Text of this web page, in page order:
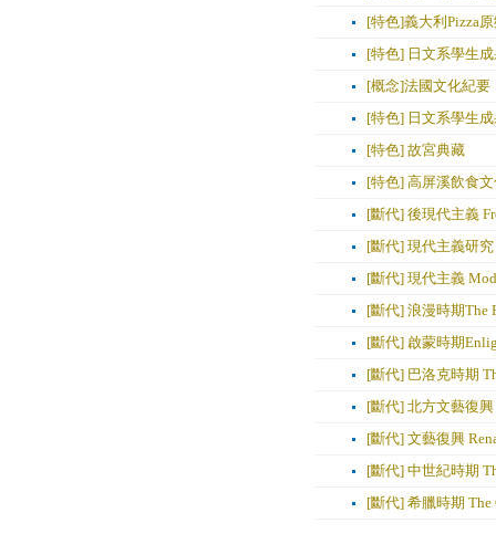
[特色]義大利Pizza
[特色] 日文系學生
[概念]法國文化紀要
[特色] 日文系學生
[特色] 故宮典藏
[特色] 高屏溪飲食
[斷代] 後現代主義
[斷代] 現代主義研
[斷代] 現代主義
[斷代] 浪漫時期The
[斷代] 啟蒙時期
[斷代] 巴洛克時期
[斷代] 北方文藝復興
[斷代] 文藝復興
[斷代] 中世紀時期
[斷代] 希臘時期 The